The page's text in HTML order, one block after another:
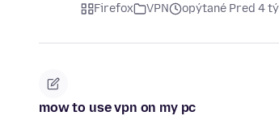
Firefox VPN opýtané Pred 4
mow to use vpn on my pc